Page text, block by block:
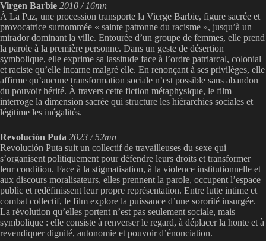
Virgen Barbie 2010 / 16mn
À La Paz, une procession transporte la Vierge Barbie, figure sacrée et
provocatrice surnommée « sainte patronne du racisme », jusqu’à un
mirador dominant la ville. Entourée d’un groupe de femmes, elle prend
la parole à la première personne. Dans un geste de désertion
symbolique, elle exprime sa lassitude face à l’ordre patriarcal, colonial
et raciste qu’elle incarne malgré elle. En renonçant à ses privilèges, elle
affirme qu’aucune transformation sociale n’est possible sans abandon
du pouvoir hérité. À travers cette fiction métaphysique, le film
interroge la dimension sacrée qui structure les hiérarchies sociales et
légitime les inégalités.
Revolución Puta 2023 / 52mn
Revolución Puta suit un collectif de travailleuses du sexe qui
s’organisent politiquement pour défendre leurs droits et transformer
leur condition. Face à la stigmatisation, à la violence institutionnelle et
aux discours moralisateurs, elles prennent la parole, occupent l’espace
public et redéfinissent leur propre représentation. Entre lutte intime et
combat collectif, le film explore la puissance d’une sororité insurgée.
La révolution qu’elles portent n’est pas seulement sociale, mais
symbolique : elle consiste à renverser le regard, à déplacer la honte et à
revendiquer dignité, autonomie et pouvoir d’énonciation.